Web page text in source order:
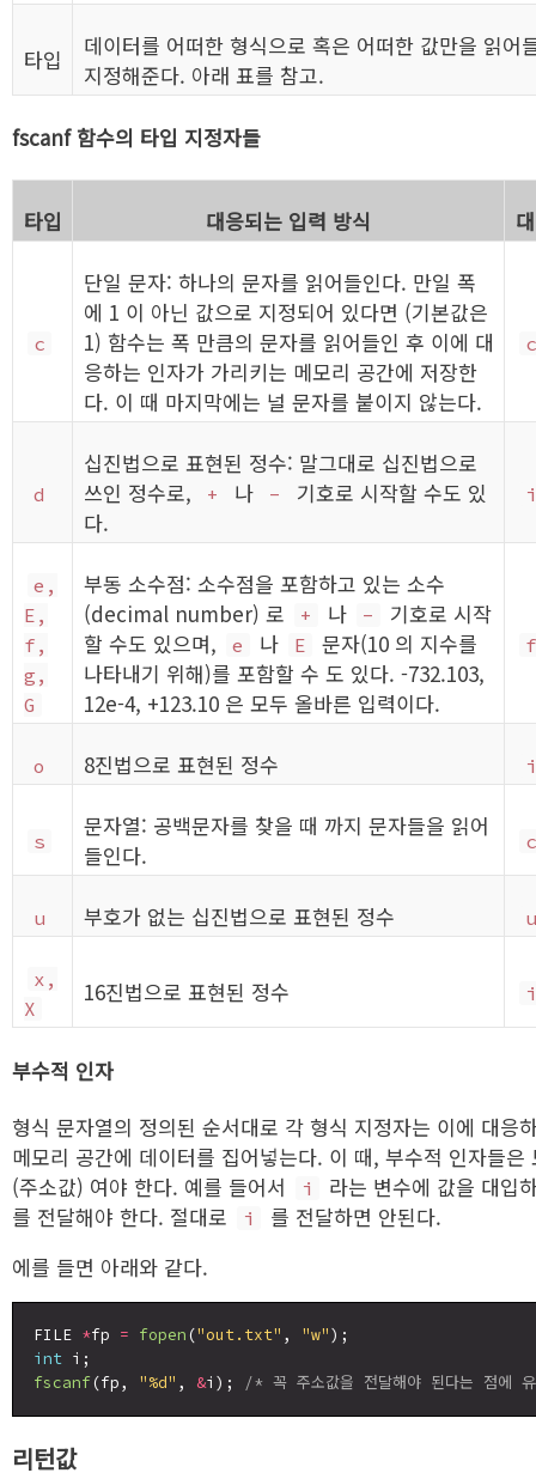
타입
데이터를 어떠한 형식으로 혹은 어떠한 값만을 읽어
지정해준다. 아래 표를 참고.
fscanf 함수의 타입 지정자들
타입 대응되는 입력 방식
c
단일 문자: 하나의 문자를 읽어들인다. 만일 폭
에 1 이 아닌 값으로 지정되어 있다면 (기본값은
1) 함수는 폭 만큼의 문자를 읽어들인 후 이에 대
응하는 인자가 가리키는 메모리 공간에 저장한
다. 이 때 마지막에는 널 문자를 붙이지 않는다.
d
십진법으로 표현된 정수: 말그대로 십진법으로
쓰인 정수로,
+ 나 -
기호로 시작할 수도 있
다.
e,
E,
f,
g,
G
부동 소수점: 소수점을 포함하고 있는 소수
(decimal number) 로
+ 나 -
기호로 시작
할 수도 있으며,
e 나 E
문자(10 의 지수를
나타내기 위해)를 포함할 수 도 있다. -732.103,
12e-4, +123.10 은 모두 올바른 입력이다.
o 8진법으로 표현된 정수
s
문자열: 공백문자를 찾을 때 까지 문자들을 읽어
들인다.
u 부호가 없는 십진법으로 표현된 정수
x,
X
16진법으로 표현된 정수
부수적 인자
형식 문자열의 정의된 순서대로 각 형식 지정자는 이에 대응
메모리 공간에 데이터를 집어넣는다. 이 때, 부수적 인자들은
(주소값) 여야 한다. 예를 들어서
i
라는 변수에 값을 대입
를 전달해야 한다. 절대로
i
를 전달하면 안된다.
에를 들면 아래와 같다.
FILE *fp = fopen ("out.txt" , "w"
int
fscanf (fp, "%d" , &i); /* 꼭 주소값을 전달해야 된다는 점에
리턴값